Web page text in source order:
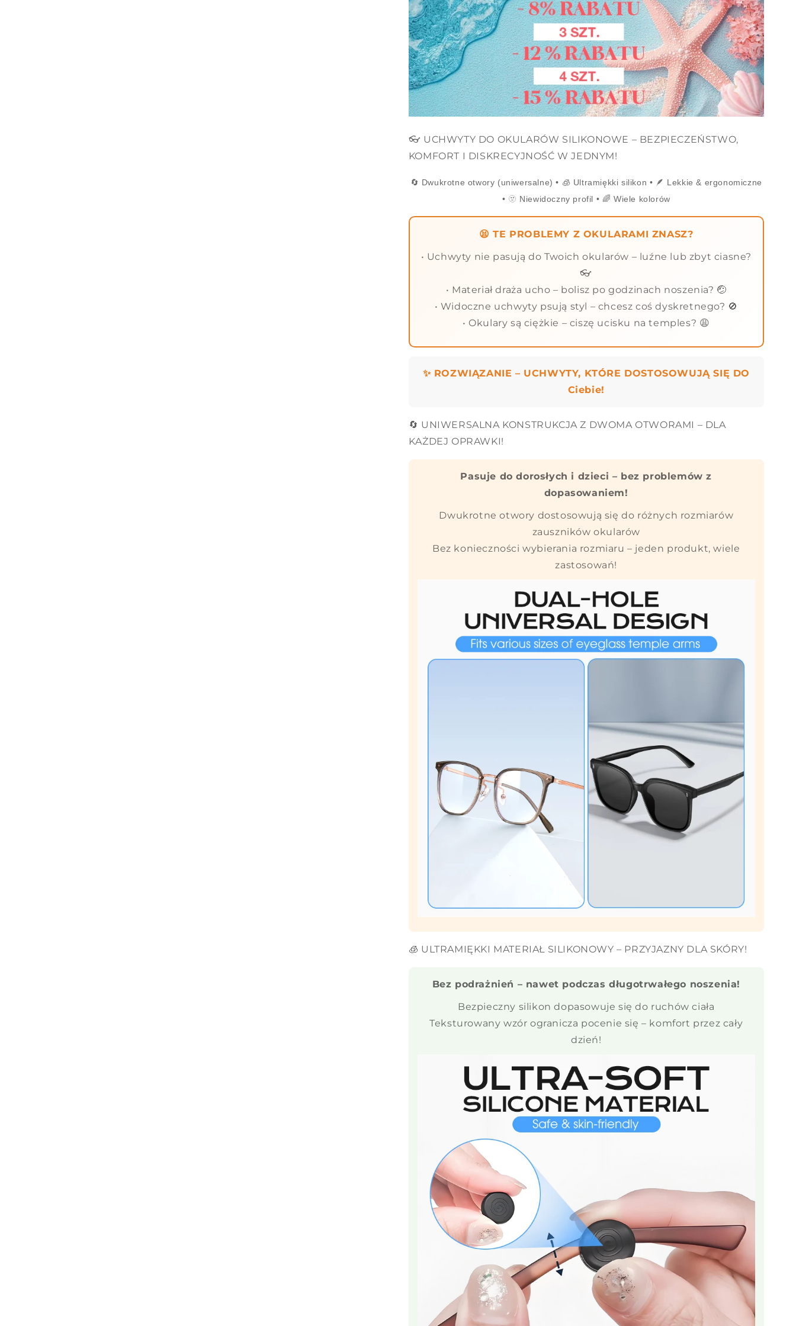
👓 UCHWYTY DO OKULARÓW SILIKONOWE – BEZPIECZEŃSTWO,
KOMFORT I DISKRECYJNOŚĆ W JEDNYM!
🔄 Dwukrotne otwory (uniwersalne) • 🧊 Ultramiękki silikon • 🪶 Lekkie & ergonomiczne
• 🫥 Niewidoczny profil • 🌈 Wiele kolorów
😫 TE PROBLEMY Z OKULARAMI ZNASZ?
• Uchwyty nie pasują do Twoich okularów – luźne lub zbyt ciasne?
👓
• Materiał draża ucho – bolisz po godzinach noszenia? 🤕
• Widoczne uchwyty psują styl – chcesz coś dyskretnego? 🚫
• Okulary są ciężkie – ciszę ucisku na temples? 😩
✨ ROZWIĄZANIE – UCHWYTY, KTÓRE DOSTOSOWUJĄ SIĘ DO
Ciebie!
🔄 UNIWERSALNA KONSTRUKCJA Z DWOMA OTWORAMI – DLA
KAŻDEJ OPRAWKI!
Pasuje do dorosłych i dzieci – bez problemów z
dopasowaniem!
Dwukrotne otwory dostosowują się do różnych rozmiarów
zauszników okularów
Bez konieczności wybierania rozmiaru – jeden produkt, wiele
zastosowań!
🧊 ULTRAMIĘKKI MATERIAŁ SILIKONOWY – PRZYJAZNY DLA SKÓRY!
Bez podrażnień – nawet podczas długotrwałego noszenia!
Bezpieczny silikon dopasowuje się do ruchów ciała
Teksturowany wzór ogranicza pocenie się – komfort przez cały
dzień!